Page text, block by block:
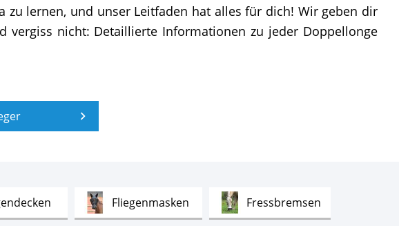
lernen, und unser Leitfaden hat alles für dich! Wir geben dir
vergiss nicht: Detaillierte Informationen zu jeder Doppellonge
Fliegenmasken Fressbremsen